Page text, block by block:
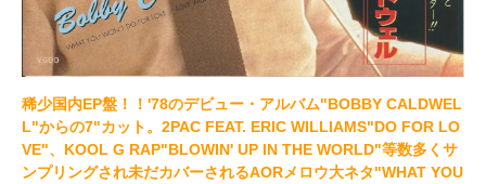
稀少国内EP盤！！'78のデビュー・アルバム"BOBBY CALDWEL
L"からの7"カット。2PAC FEAT. ERIC WILLIAMS"DO FOR LO
VE"、KOOL G RAP"BLOWIN' UP IN THE WORLD"等数多くサ
ンプリングされ未だカバーされるAORメロウ大ネタ"WHAT YOU